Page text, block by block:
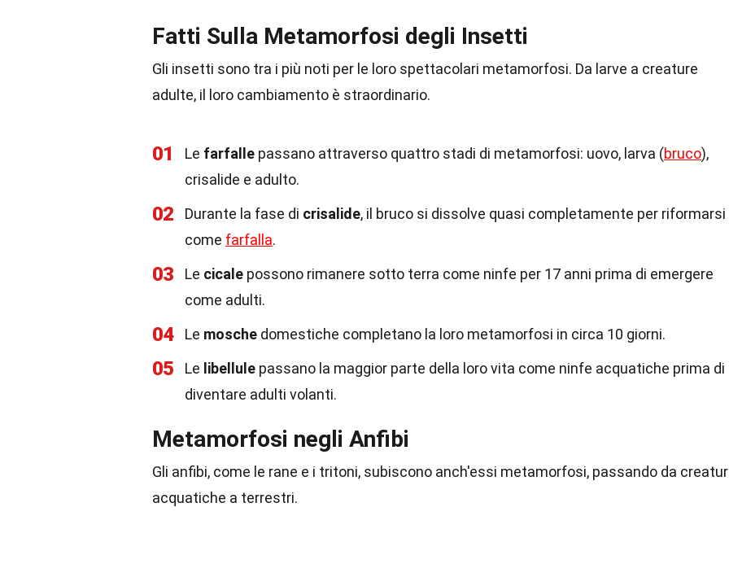
Fatti Sulla Metamorfosi degli Insetti
Gli insetti sono tra i più noti per le loro spettacolari metamorfosi. Da larve a creature
adulte, il loro cambiamento è straordinario.
01 Le farfalle passano attraverso quattro stadi di metamorfosi: uovo, larva (bruco),
crisalide e adulto.
02 Durante la fase di crisalide, il bruco si dissolve quasi completamente per riformarsi
come farfalla.
03 Le cicale possono rimanere sotto terra come ninfe per 17 anni prima di emergere
come adulti.
04 Le mosche domestiche completano la loro metamorfosi in circa 10 giorni.
05 Le libellule passano la maggior parte della loro vita come ninfe acquatiche prima di
diventare adulti volanti.
Metamorfosi negli Anfibi
Gli anfibi, come le rane e i tritoni, subiscono anch'essi metamorfosi, passando da
acquatiche a terrestri.